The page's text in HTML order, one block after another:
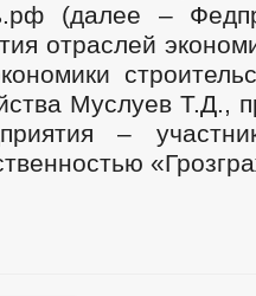
(далее –
отраслей
Муслуев Т.Д.,
–